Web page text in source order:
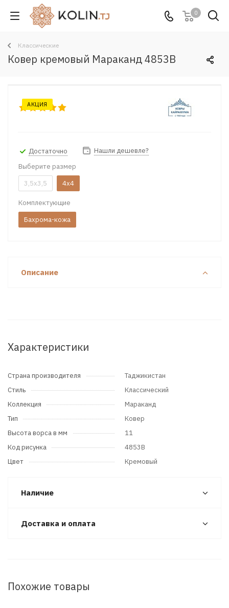
0
Классические
Ковер кремовый Мараканд 4853B
АКЦИЯ
Достаточно
Нашли дешевле?
Выберите размер
3,5x3,5
4x4
Комплектующие
Бахрома-кожа
Описание
Характеристики
Страна производителя
Таджикистан
Стиль
Классический
Коллекция
Мараканд
Тип
Ковер
Высота ворса в мм
11
Код рисунка
4853B
Цвет
Кремовый
Наличие
Доставка и оплата
Похожие товары